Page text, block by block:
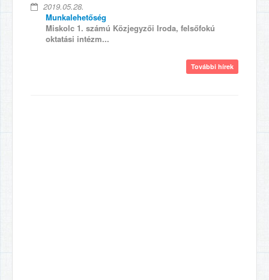
2019.05.28.
Munkalehetőség
Miskolc 1. számú Közjegyzői Iroda, felsőfokú
oktatási intézm...
További hírek